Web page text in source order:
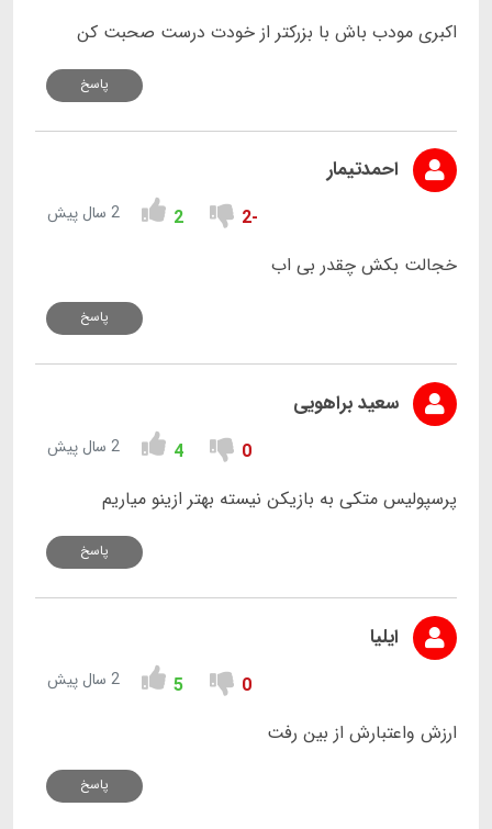
اکبری مودب باش با بزرکتر از خودت درست صحبت کن
پاسخ
احمدتیمار
-2
2 2 سال پیش
خجالت بکش چقدر بی اب
پاسخ
سعید براهویی
0
4 2 سال پیش
پرسپولیس متکی به بازیکن نیسته بهتر ازینو میاریم
پاسخ
ایلیا
0
5 2 سال پیش
ارزش واعتبارش از بین رفت
پاسخ